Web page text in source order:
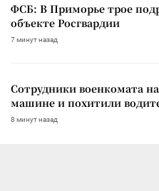
ФСБ: В Приморье трое
объекте Росгвардии
7 минут назад
Сотрудники военкомата
машине и похитили
8 минут назад